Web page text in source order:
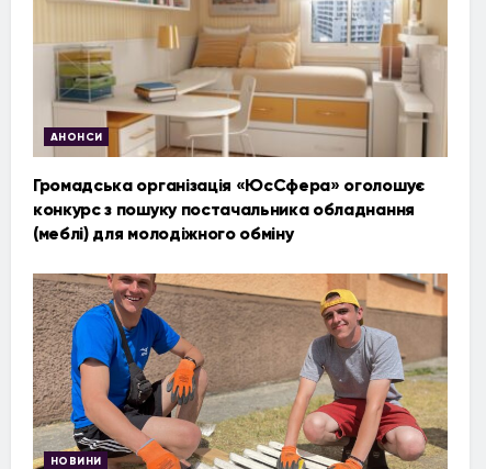
АНОНСИ
Громадська організація «ЮсСфера» оголошує
конкурс з пошуку постачальника обладнання
(меблі) для молодіжного обміну
НОВИНИ